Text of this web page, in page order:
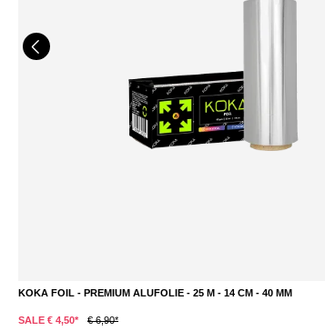
KOKA FOIL - PREMIUM ALUFOLIE - 25 M - 14 CM - 40 ΜM
SALE € 4,50* € 6,90*